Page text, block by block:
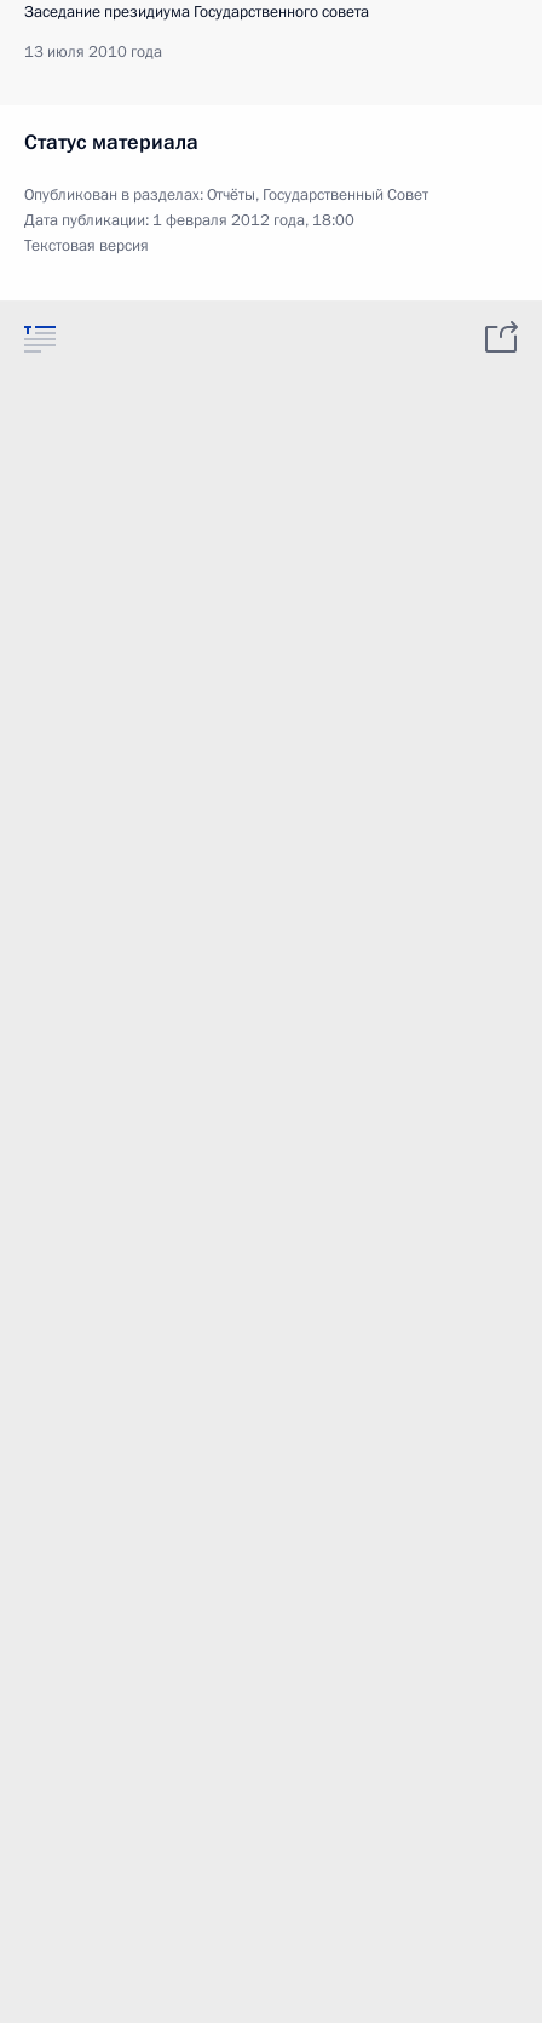
Заседание президиума Государственного совета
13 июля 2010 года
Статус материала
Опубликован в разделах:Отчёты, Государственный Совет
Дата публикации: 1 февраля 2012 года, 18:00
Текстовая версия